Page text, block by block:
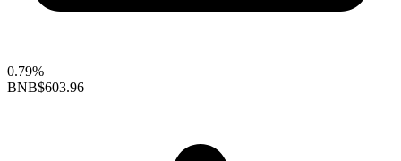
0.79%
BNB$603.96